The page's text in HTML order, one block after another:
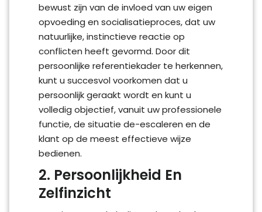
bewust zijn van de invloed van uw eigen
opvoeding en socialisatieproces, dat uw
natuurlijke, instinctieve reactie op
conflicten heeft gevormd. Door dit
persoonlijke referentiekader te herkennen,
kunt u succesvol voorkomen dat u
persoonlijk geraakt wordt en kunt u
volledig objectief, vanuit uw professionele
functie, de situatie de-escaleren en de
klant op de meest effectieve wijze
bedienen.
2. Persoonlijkheid En
Zelfinzicht